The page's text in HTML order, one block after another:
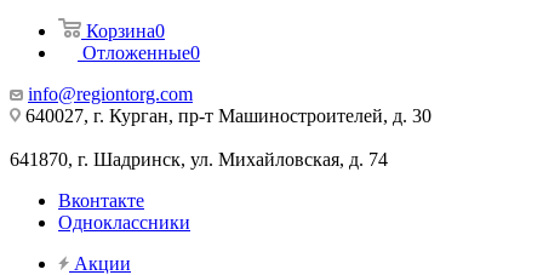
Корзина0
Отложенные0
info@regiontorg.com
640027, г. Курган, пр-т Машиностроителей, д. 30
641870, г. Шадринск, ул. Михайловская, д. 74
Вконтакте
Одноклассники
Акции